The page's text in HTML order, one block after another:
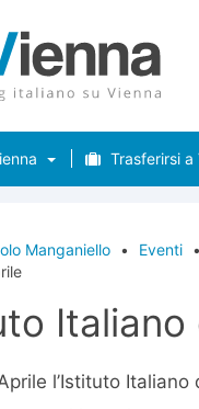
Trasferirsi a
Manganiello • Eventi •
Italiano
l’Istituto